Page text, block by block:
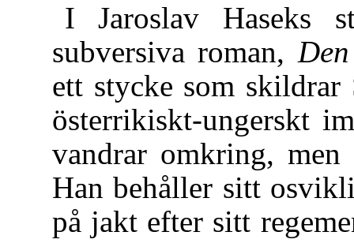
I Jaroslav Haseks
subversiva roman,
ett stycke som skildrar
österrikiskt-ungerskt
vandrar omkring,
Han behåller sitt
på jakt efter sitt